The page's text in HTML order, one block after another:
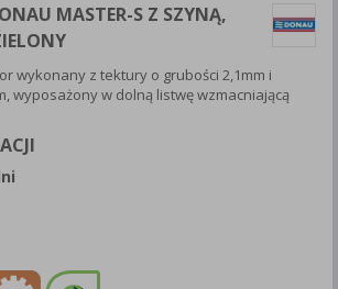
MASTER-S Z SZYNĄ,
wykonany z tektury o grubości 2,1mm i
wyposażony w dolną listwę wzmacniającą
podczas zakładania konta.
jest dobrowolna i można ją w dowolnym
(rozwiń)
(rozwiń)
Partnerów (rozwiń)